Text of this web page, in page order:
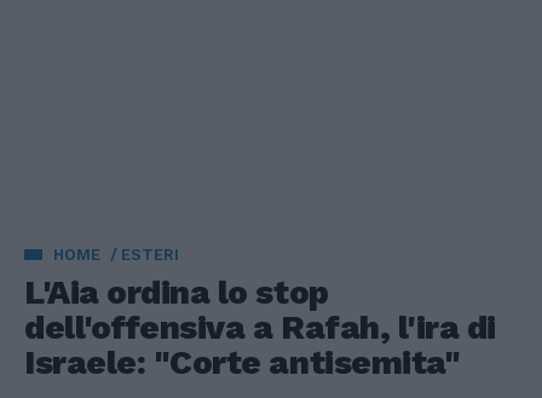
HOME ESTERI
L'Aia ordina lo stop
dell'offensiva a Rafah, l'ira di
Israele: "Corte antisemita"